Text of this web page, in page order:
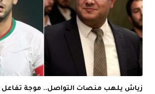
زياش يلهب منصات التواصل.. موجة